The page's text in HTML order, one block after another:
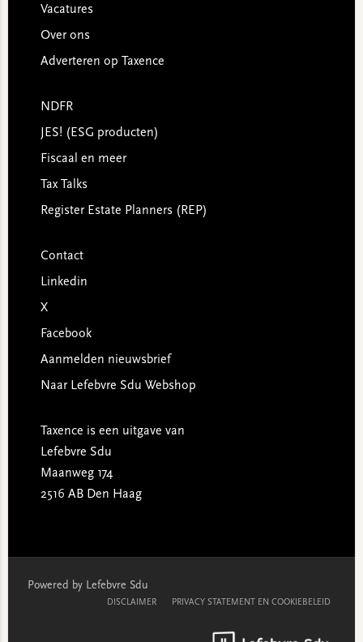
Vacatures
Over ons
Adverteren op Taxence
NDFR
JES! (ESG producten)
Fiscaal en meer
Tax Talks
Register Estate Planners (REP)
Contact
Linkedin
X
Facebook
Aanmelden nieuwsbrief
Naar Lefebvre Sdu Webshop
Taxence is een uitgave van
Lefebvre Sdu
Maanweg 174
2516 AB Den Haag
Powered by Lefebvre Sdu
DISCLAIMER PRIVACY STATEMENT EN COOKIEBELEID